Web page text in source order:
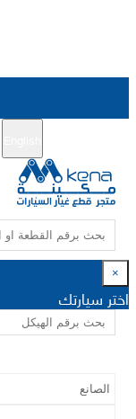
×
اختر سيارتك